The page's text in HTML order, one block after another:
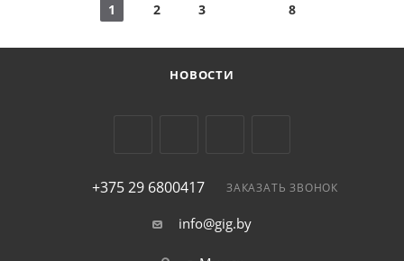
1 2 3 8
НОВОСТИ
+375 29 6800417 ЗАКАЗАТЬ ЗВОНОК
info@gig.by